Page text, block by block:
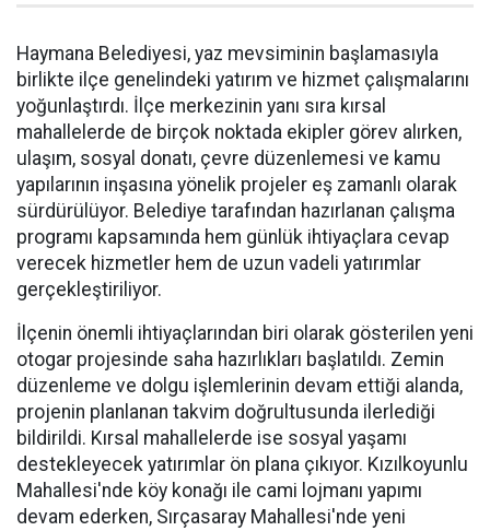
Haymana Belediyesi, yaz mevsiminin başlamasıyla
birlikte ilçe genelindeki yatırım ve hizmet çalışmalarını
yoğunlaştırdı. İlçe merkezinin yanı sıra kırsal
mahallelerde de birçok noktada ekipler görev alırken,
ulaşım, sosyal donatı, çevre düzenlemesi ve kamu
yapılarının inşasına yönelik projeler eş zamanlı olarak
sürdürülüyor. Belediye tarafından hazırlanan çalışma
programı kapsamında hem günlük ihtiyaçlara cevap
verecek hizmetler hem de uzun vadeli yatırımlar
gerçekleştiriliyor.
İlçenin önemli ihtiyaçlarından biri olarak gösterilen yeni
otogar projesinde saha hazırlıkları başlatıldı. Zemin
düzenleme ve dolgu işlemlerinin devam ettiği alanda,
projenin planlanan takvim doğrultusunda ilerlediği
bildirildi. Kırsal mahallelerde ise sosyal yaşamı
destekleyecek yatırımlar ön plana çıkıyor. Kızılkoyunlu
Mahallesi'nde köy konağı ile cami lojmanı yapımı
devam ederken, Sırçasaray Mahallesi'nde yeni